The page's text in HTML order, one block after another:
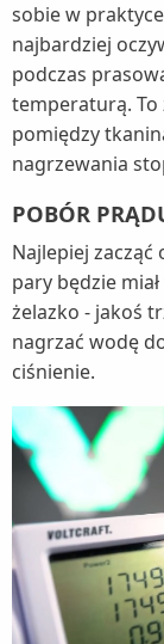
sobie w
najbardziej
podczas
temperaturą. To
pomiędzy
nagrzewania
POBÓR
Najlepiej
pary będzie
żelazko - jakoś
nagrzać wodę
ciśnienie.